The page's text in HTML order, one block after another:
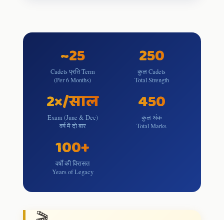
~25
Cadets प्रति Term
(Per 6 Months)
250
कुल Cadets
Total Strength
2×/साल
Exam (June & Dec)
वर्ष में दो बार
450
कुल अंक
Total Marks
100+
वर्षों की विरासत
Years of Legacy